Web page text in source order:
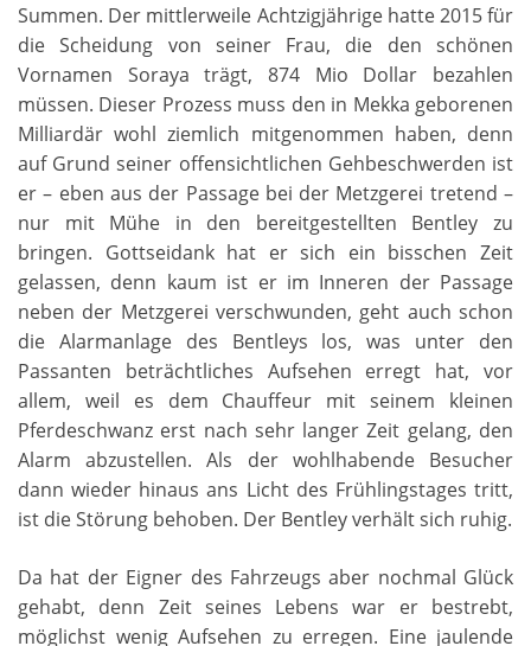
Summen. Der mittlerweile Achtzigjährige hatte 2015 für
die Scheidung von seiner Frau, die den schönen
Vornamen Soraya trägt, 874 Mio Dollar bezahlen
müssen. Dieser Prozess muss den in Mekka geborenen
Milliardär wohl ziemlich mitgenommen haben, denn
auf Grund seiner offensichtlichen Gehbeschwerden ist
er – eben aus der Passage bei der Metzgerei tretend –
nur mit Mühe in den bereitgestellten Bentley zu
bringen. Gottseidank hat er sich ein bisschen Zeit
gelassen, denn kaum ist er im Inneren der Passage
neben der Metzgerei verschwunden, geht auch schon
die Alarmanlage des Bentleys los, was unter den
Passanten beträchtliches Aufsehen erregt hat, vor
allem, weil es dem Chauffeur mit seinem kleinen
Pferdeschwanz erst nach sehr langer Zeit gelang, den
Alarm abzustellen. Als der wohlhabende Besucher
dann wieder hinaus ans Licht des Frühlingstages tritt,
ist die Störung behoben. Der Bentley verhält sich ruhig.
Da hat der Eigner des Fahrzeugs aber nochmal Glück
gehabt, denn Zeit seines Lebens war er bestrebt,
möglichst wenig Aufsehen zu erregen. Eine jaulende